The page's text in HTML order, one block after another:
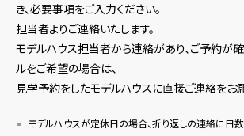
き、必要事項をご入力ください。
担当者よりご連絡いたします。
モデルハウス担当者から連絡があり、ご予約が
ルをご希望の場合は、
見学予約をしたモデルハウスに直接ご連絡をお
モデルハウスが定休日の場合、折り返しの連絡に日